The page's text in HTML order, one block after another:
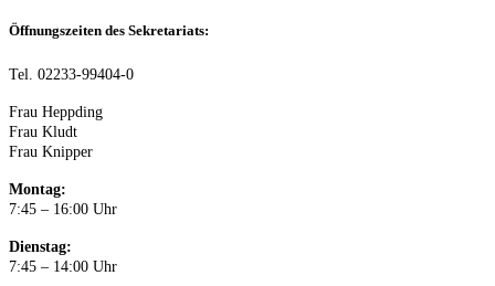
Öffnungszeiten des Sekretariats:
Tel. 02233-99404-0
Frau Heppding
Frau Kludt
Frau Knipper
Montag:
7:45 – 16:00 Uhr
Dienstag:
7:45 – 14:00 Uhr